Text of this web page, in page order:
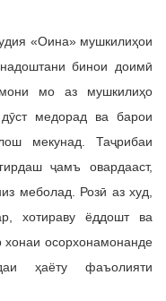
«Оина» мушкилиҳои
бинои доимӣ
мо аз мушкилиҳо
медорад ва барои
мекунад. Таҷрибаи
ҷамъ овардааст,
меболад. Розӣ аз худ,
хотираву ёддошт ва
хонаи осорхонамонанде
ҳаёту фаъолияти